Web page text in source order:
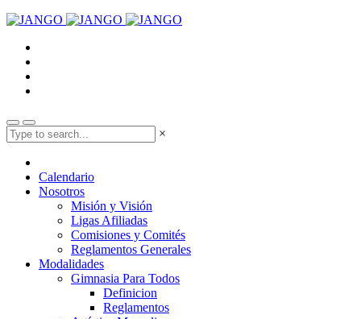
×
Calendario
Nosotros
Misión y Visión
Ligas Afiliadas
Comisiones y Comités
Reglamentos Generales
Modalidades
Gimnasia Para Todos
Definicion
Reglamentos